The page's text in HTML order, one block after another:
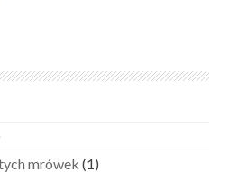
mrówek (1)